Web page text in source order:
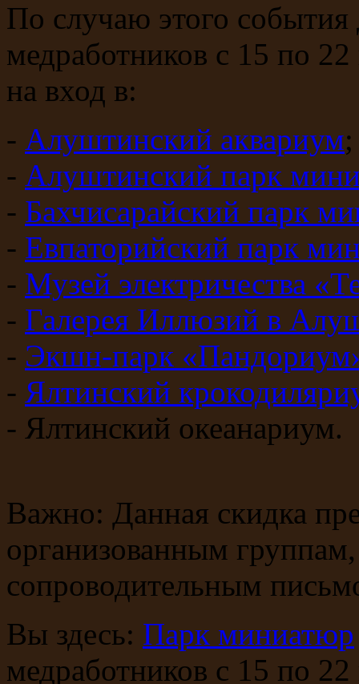
По случаю этого
медработников с 15 по
на вход в:
- Алуштинский аквариум;
- Алуштинский парк
- Бахчисарайский парк
- Евпаторийский парк
- Музей электричества
- Галерея Иллюзий в
- Экшн-парк
- Ялтинский
- Ялтинский океанариум.
Важно: Данная скидка
организованным
сопроводительным
Вы здесь: Парк миниатюр
медработников с 15 по